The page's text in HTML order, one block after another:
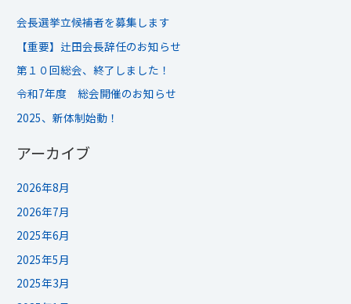
:
会長選挙立候補者を募集します
【重要】辻田会長辞任のお知らせ
第１０回総会、終了しました！
令和7年度 総会開催のお知らせ
2025、新体制始動！
アーカイブ
2026年8月
2026年7月
2025年6月
2025年5月
2025年3月